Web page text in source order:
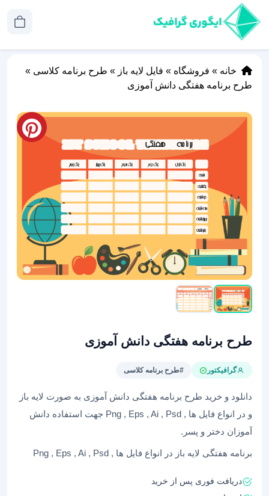
خانه » فروشگاه » فایل لایه باز » طرح برنامه کلاسی »
طرح برنامه هفتگی دانش آموزی
طرح برنامه هفتگی دانش آموزی
گرافیکتور #طرح برنامه کلاسی
دانلود و خرید طرح برنامه هفتگی دانش آموزی به صورت لایه باز
و در انواع فایل ها , Png , Eps , Ai , Psd جهت استفاده دانش
آموزان دختر و پسر.
برنامه هفتگی لایه باز در انواع فایل ها , Png , Eps , Ai , Psd
دریافت فوری پس از خرید